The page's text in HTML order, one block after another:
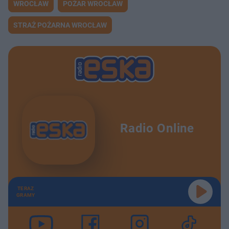
WROCŁAW POŻAR WROCŁAW
STRAŻ POŻARNA WROCŁAW
Radio Online
TERAZ
GRAMY